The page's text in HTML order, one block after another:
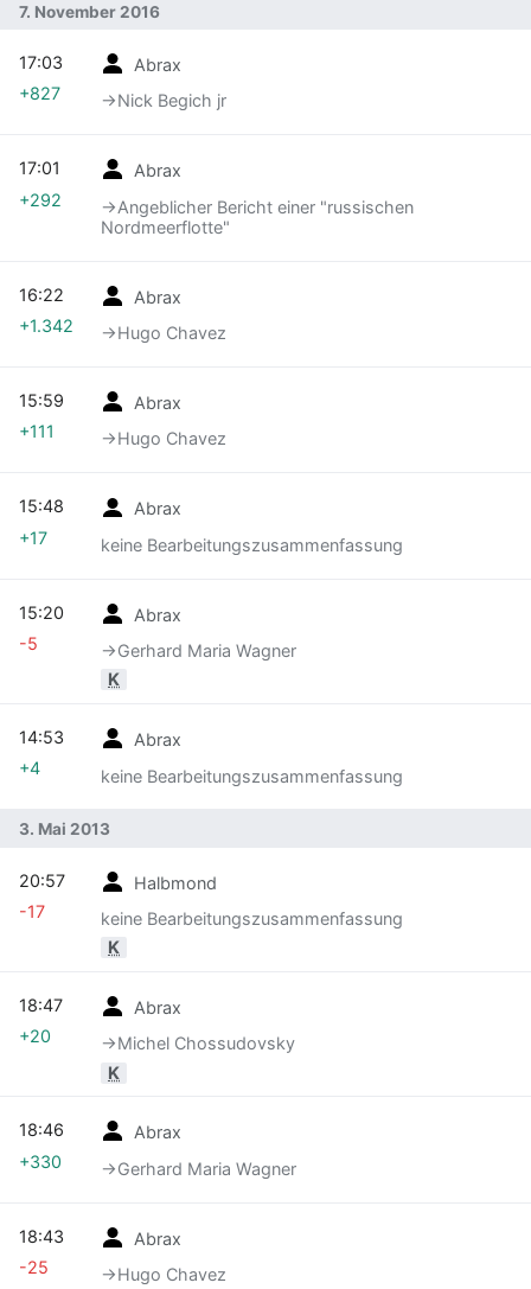
7. November 2016
Abrax
→‎Nick Begich jr
17:03
+827
Abrax
→‎Angeblicher Bericht einer "russischen
Nordmeerflotte"
17:01
+292
Abrax
→‎Hugo Chavez
16:22
+1.342
Abrax
→‎Hugo Chavez
15:59
+111
Abrax
keine Bearbeitungszusammenfassung
15:48
+17
Abrax
→‎Gerhard Maria Wagner
K
15:20
-5
Abrax
keine Bearbeitungszusammenfassung
14:53
+4
3. Mai 2013
Halbmond
keine Bearbeitungszusammenfassung
K
20:57
-17
Abrax
→‎Michel Chossudovsky
K
18:47
+20
Abrax
→‎Gerhard Maria Wagner
18:46
+330
Abrax
→‎Hugo Chavez
18:43
-25